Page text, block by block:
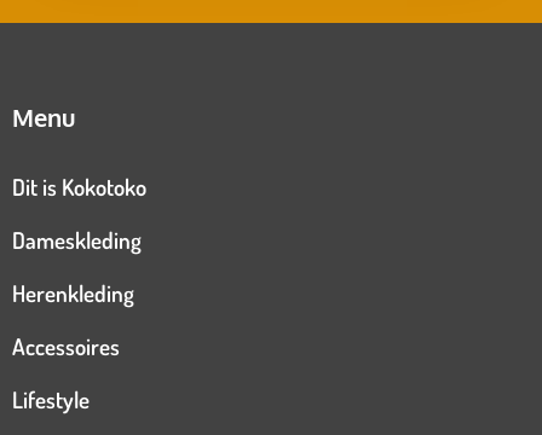
Menu
Dit is Kokotoko
Dameskleding
Herenkleding
Accessoires
Lifestyle